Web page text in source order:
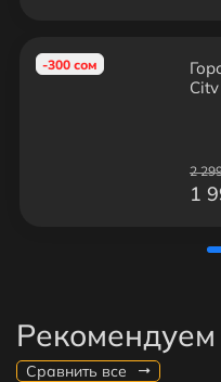
-300 сом
2
1
Рекомендуем
Сравнить все